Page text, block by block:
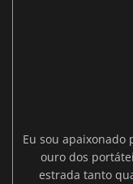
Eu sou apaixonado
ouro dos
estrada tanto